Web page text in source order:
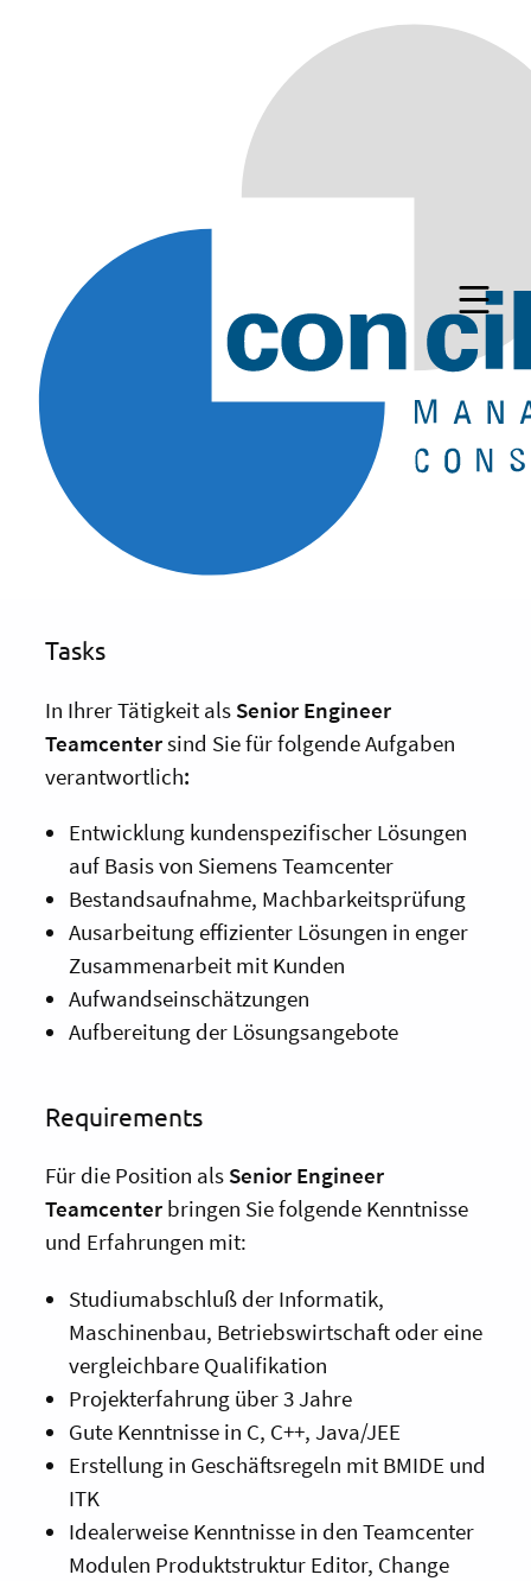
Senior Engineer Teamcenter
Deutschlandweit, Homeoffice
Tasks
In Ihrer Tätigkeit als Senior Engineer
Teamcentersind Sie für folgende Aufgaben
verantwortlich:
Entwicklung kundenspezifischer Lösungen
auf Basis von Siemens Teamcenter
Bestandsaufnahme, Machbarkeitsprüfung
Ausarbeitung effizienter Lösungen in enger
Zusammenarbeit mit Kunden
Aufwandseinschätzungen
Aufbereitung der Lösungsangebote
Requirements
Für die Position als Senior Engineer
Teamcenter bringen Sie folgende Kenntnisse
und Erfahrungen mit:
Studiumabschluß der Informatik,
Maschinenbau, Betriebswirtschaft oder eine
vergleichbare Qualifikation
Projekterfahrung über 3 Jahre
Gute Kenntnisse in C, C++, Java/JEE
Erstellung in Geschäftsregeln mit BMIDE und
ITK
Idealerweise Kenntnisse in den Teamcenter
Modulen Produktstruktur Editor, Change